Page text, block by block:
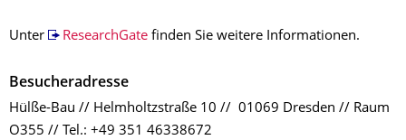
Unter ResearchGatefinden Sie weitere Informationen.
Besucheradresse
Hülße-Bau // Helmholtzstraße 10 // 01069 Dresden // Raum
O355 // Tel.: +49 351 46338672